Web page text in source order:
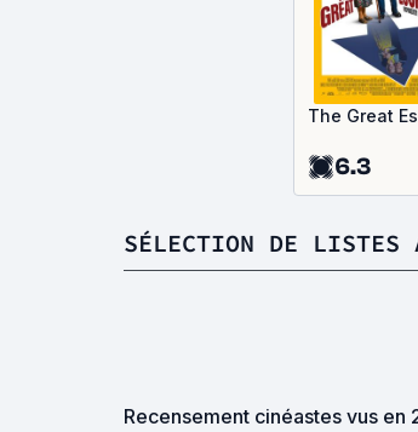
The Great
6.3
SÉLECTION DE LISTES
Recensement cinéastes vus en